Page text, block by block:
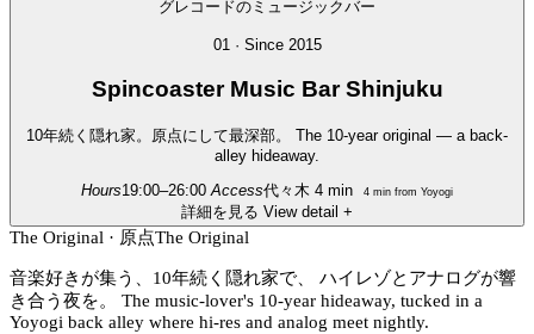
01 · Since 2015
SpincoasterMusic Bar Shinjuku
10年続く隠れ家。原点にして最深部。
The 10-year original — a back-
alley hideaway.
Hours19:00–26:00 Access代々木 4 min 4 min from Yoyogi
詳細を見る View detail +
The Original · 原点The Original
音楽好きが集う、10年続く隠れ家で、 ハイレゾとアナログが響
き合う夜を。
The music-lover's 10-year hideaway, tucked in a
Yoyogi back alley where hi-res and analog meet nightly.